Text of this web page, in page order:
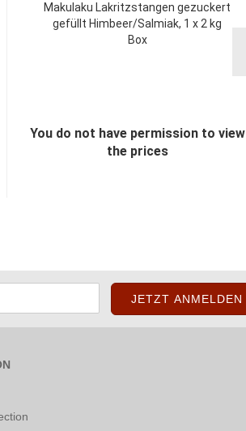
Makulaku Lakritzstangen gezuckert
gefüllt Himbeer/Salmiak, 1 x 2 kg
Box
You do not have permission to view
the prices